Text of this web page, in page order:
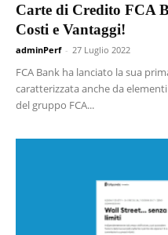
Carte di Credito FCA
Costi e Vantaggi!
adminPerf - 27 Luglio 2022
FCA Bank ha lanciato la sua
caratterizzata anche da
del gruppo FCA...